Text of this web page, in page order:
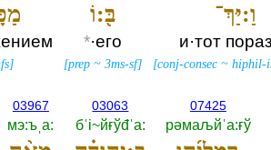
וַ:יַּךְ־
и·тот
[conj-consec ~hiphil-
בּ֖:וֹ
*·его
[prep ~3ms-sf]
]
07425
рәмаљйˈа:ғў
03063
бˈi~йғўđˈа:‎
03967
мэ:ъˌа:‎